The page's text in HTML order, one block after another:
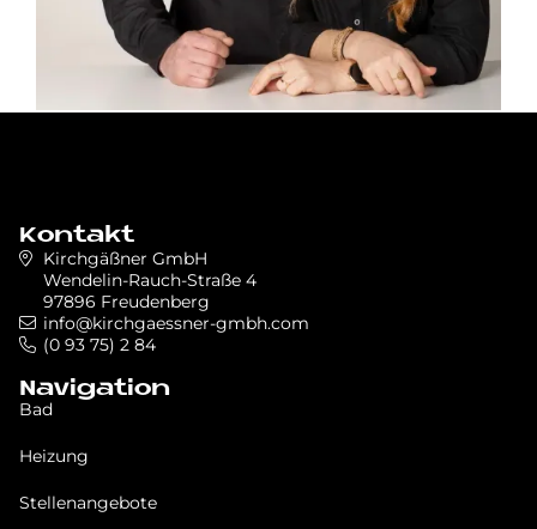
Kontakt
Kirchgäßner GmbH
Wendelin-Rauch-Straße 4
97896 Freudenberg
info@kirchgaessner-gmbh.com
(0 93 75) 2 84
Navigation
Bad
Heizung
Stellenangebote